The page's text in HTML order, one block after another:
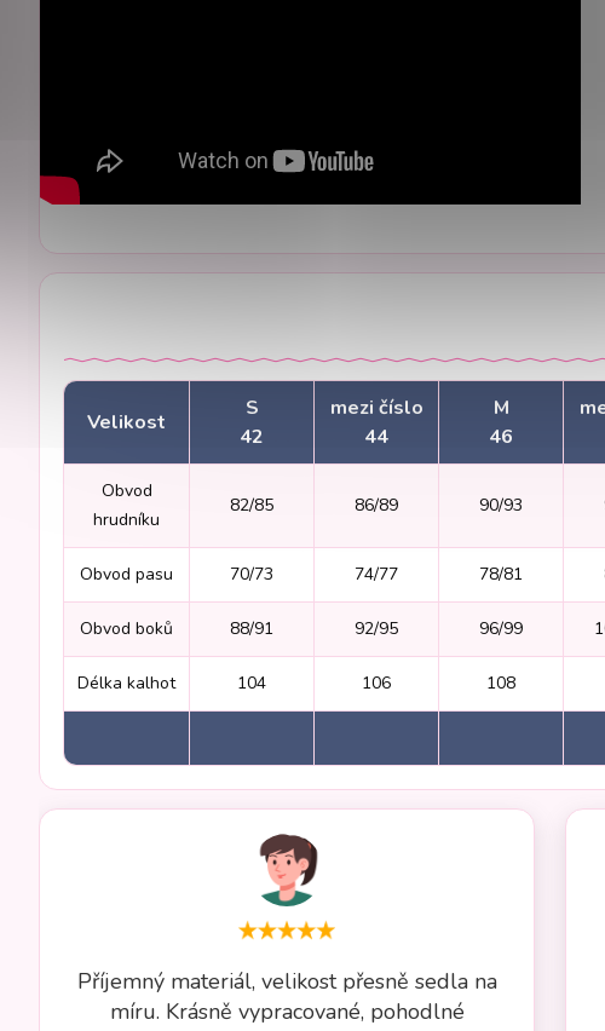
Velikost
S
42
mezi číslo
44
M
46
Obvod
hrudníku
82/85 86/89 90/93
Obvod pasu 70/73 74/77 78/81
Obvod boků 88/91 92/95 96/99
Délka kalhot 104 106 108
Příjemný materiál, velikost přesně sedla na
míru. Krásně vypracované, pohodlné